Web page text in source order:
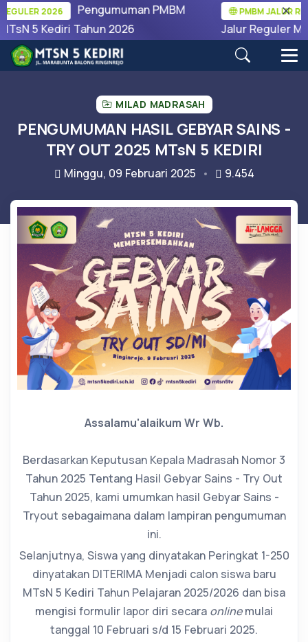
2026
Pengumuman PMBM
5 Kediri Tahun 2026
PMBM JALUR
Jalur Reguler
MILAD MADRASAH
PENGUMUMAN HASIL GEBYAR SAINS -
TRY OUT 2025 MTsN 5 KEDIRI
Minggu, 09 Februari 2025 9.454
Assalamu'alaikum Wr Wb.
Berdasarkan Keputusan Kepala Madrasah Nomor 3
Tahun 2025 Tentang Hasil Gebyar Sains - Try Out
Tahun 2025, kami umumkan hasil Gebyar Sains -
Tryout sebagaimana dalam lampiran pengumuman
ini.
Selanjutnya, Siswa yang dinyatakan Peringkat 1-250
dinyatakan DITERIMA Menjadi calon siswa baru
MTsN 5 Kediri Tahun Pelajaran 2025/2026 dan bisa
mengisi formulir lapor diri secara onlinemulai
tanggal 10 Februari s/d 15 Februari 2025.